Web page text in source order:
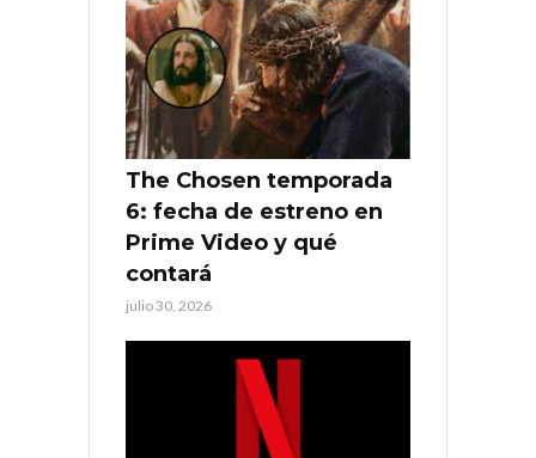
The Chosen temporada
6: fecha de estreno en
Prime Video y qué
contará
julio 30, 2026